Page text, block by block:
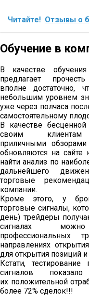
Читайте! Отзывы о
Обучение в
В качестве
предлагает
вполне
небольшим уровнем
уже через полчаса
самостоятельному
В качестве
своим клиентам
приличными
обновляются на
найти анализ по
дальнейшего
торговые
компании.
Кроме этого, у
торговые сигналы,
день) трейдеры
сигналах
профессиональных
направлениях
для открытия позиций
Кстати,
сигналов
их положительной
более 72% сделок!!!